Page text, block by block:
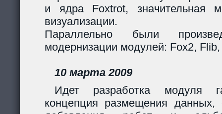
и ядра Foxtrot, значительная
визуализации.
Параллельно были
модернизации модулей: Fox2,
10 марта 2009
Идет разработка модуля
концепция размещения данных,